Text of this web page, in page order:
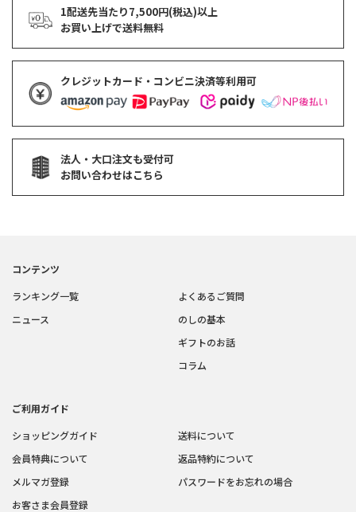
1配送先当たり7,500円(税込)以上
お買い上げで送料無料
クレジットカード・コンビニ決済等利用可
法人・大口注文も受付可
お問い合わせはこちら
コンテンツ
ランキング一覧
ニュース
よくあるご質問
のしの基本
ギフトのお話
コラム
ご利用ガイド
ショッピングガイド
会員特典について
メルマガ登録
お客さま会員登録
送料について
返品特約について
パスワードをお忘れの場合